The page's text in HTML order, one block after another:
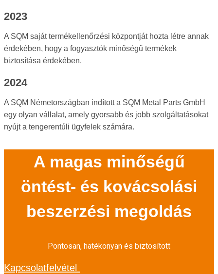
2023
A SQM saját termékellenőrzési központját hozta létre annak
érdekében, hogy a fogyasztók minőségű termékek
biztosítása érdekében.
2024
A SQM Németországban indított a SQM Metal Parts GmbH
egy olyan vállalat, amely gyorsabb és jobb szolgáltatásokat
nyújt a tengerentúli ügyfelek számára.
A magas minőségű
öntést- és kovácsolási
beszerzési megoldás
Pontosan, hatékonyan és biztosított
Kapcsolatfelvétel